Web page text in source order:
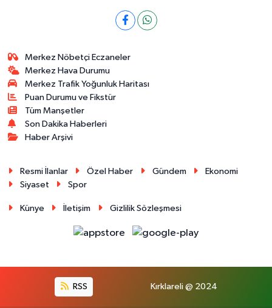
Merkez Nöbetçi Eczaneler
Merkez Hava Durumu
Merkez Trafik Yoğunluk Haritası
Puan Durumu ve Fikstür
Tüm Manşetler
Son Dakika Haberleri
Haber Arşivi
Resmi İlanlar Özel Haber Gündem
Ekonomi
Siyaset
Spor
Künye İletişim Gizlilik Sözleşmesi
RSS Kırklareli @ 2024